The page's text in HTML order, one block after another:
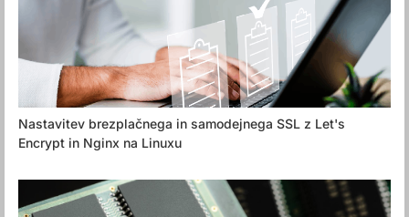
Nastavitev brezplačnega in samodejnega SSL z Let's
Encrypt in Nginx na Linuxu